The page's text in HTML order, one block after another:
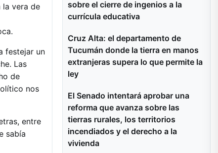
la vera de
festejar un
Las
de
nos
entre
sabía
sobre el cierre de ingenios a la
currícula educativa
Cruz Alta: el departamento de
Tucumán donde la tierra en manos
extranjeras supera lo que permite la
ley
El Senado intentará aprobar una
reforma que avanza sobre las
tierras rurales, los territorios
incendiados y el derecho a la
vivienda